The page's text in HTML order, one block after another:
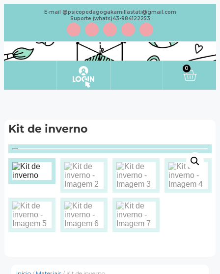
E-mail @psicopedagogakamillastati@gmail.com
Suporte (whats)43-984122253
0
Kit de inverno